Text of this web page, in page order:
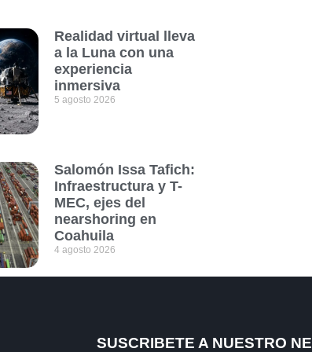
Realidad virtual lleva
a la Luna con una
experiencia
inmersiva
5 agosto 2026
Salomón Issa Tafich:
Infraestructura y T-
MEC, ejes del
nearshoring en
Coahuila
4 agosto 2026
SUSCRIBETE A NUESTRO